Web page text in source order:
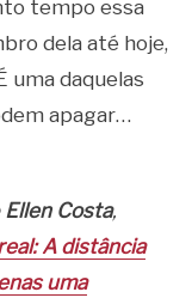
tempo essa
dela até hoje,
uma daquelas
apagar…
Ellen Costa,
A distância
uma